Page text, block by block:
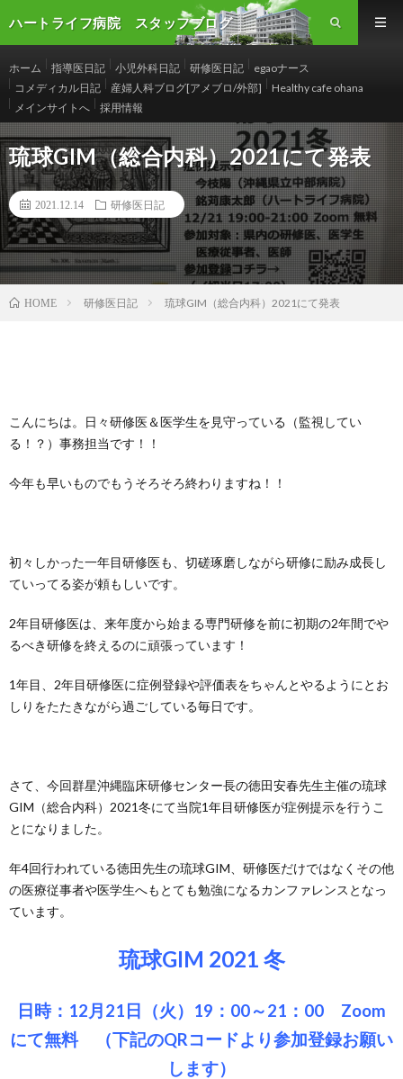
ハートライフ病院 スタッフブログ
ホーム 指導医日記 小児外科日記 研修医日記
egaoナース
コメディカル日記
産婦人科ブログ[アメブロ/外部]
Healthy cafe ohana
メインサイトへ
採用情報
琉球GIM（総合内科）2021にて発表
2021.12.14 研修医日記
HOME 研修医日記 琉球GIM（総合内科）2021にて発表
こんにちは。日々研修医＆医学生を見守っている（監視してい
る！？）事務担当です！！
今年も早いものでもうそろそろ終わりますね！！
初々しかった一年目研修医も、切磋琢磨しながら研修に励み成長し
ていってる姿が頼もしいです。
2年目研修医は、来年度から始まる専門研修を前に初期の2年間でや
るべき研修を終えるのに頑張っています！
1年目、2年目研修医に症例登録や評価表をちゃんとやるようにとお
しりをたたきながら過ごしている毎日です。
さて、今回群星沖縄臨床研修センター長の徳田安春先生主催の琉球
GIM（総合内科）2021冬にて当院1年目研修医が症例提示を行うこ
とになりました。
年4回行われている徳田先生の琉球GIM、研修医だけではなくその他
の医療従事者や医学生へもとても勉強になるカンファレンスとなっ
ています。
琉球GIM 2021 冬
日時：12月21日（火）19：00～21：00 Zoom
にて無料 （下記のQRコードより参加登録お願い
します）